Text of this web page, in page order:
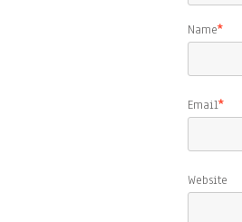
Name*
Email*
Website